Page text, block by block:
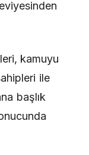
kamuyu
ile
başlık